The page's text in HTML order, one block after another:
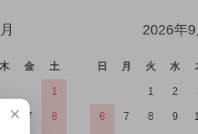
木 金 土
1
7 8
2026年9
日 月 火 水
1 2
6 7 8 9
×